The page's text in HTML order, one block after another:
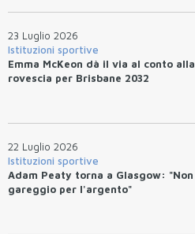
23 Luglio 2026
Istituzioni sportive
Emma McKeon dà il via al conto alla
rovescia per Brisbane 2032
22 Luglio 2026
Istituzioni sportive
Adam Peaty torna a Glasgow: "Non
gareggio per l'argento"